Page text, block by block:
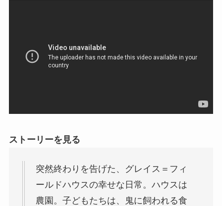
ストーリーを見る
突然終わりを告げた、グレイス＝フィ
ールドハウスの幸せな日常。ハウスは
農園。子どもたちは、鬼に飼われる食